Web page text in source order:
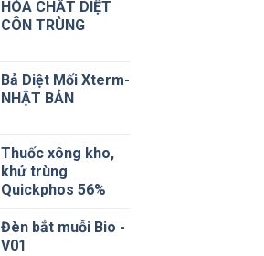
HÓA CHẤT DIỆT
CÔN TRÙNG
Bả Diệt Mối Xterm-
NHẬT BẢN
Thuốc xông kho,
khử trùng
Quickphos 56%
Đèn bắt muỗi Bio -
V01